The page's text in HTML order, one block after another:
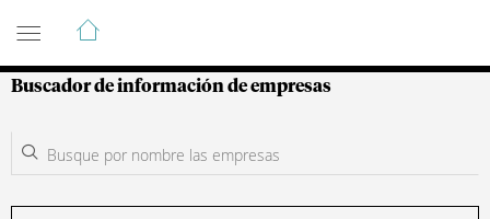
Guía de Empresas Colombianas
Buscador de información de empresas